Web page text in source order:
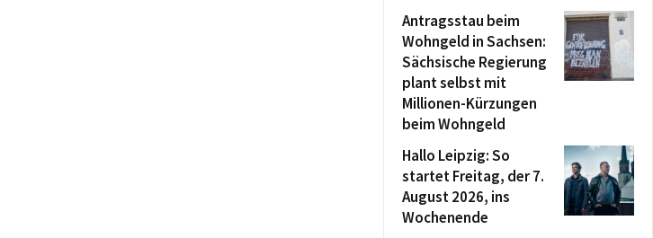
Antragsstau beim
Wohngeld in Sachsen:
Sächsische Regierung
plant selbst mit
Millionen-Kürzungen
beim Wohngeld
Hallo Leipzig: So
startet Freitag, der 7.
August 2026, ins
Wochenende